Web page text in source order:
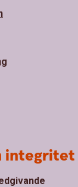
integritet